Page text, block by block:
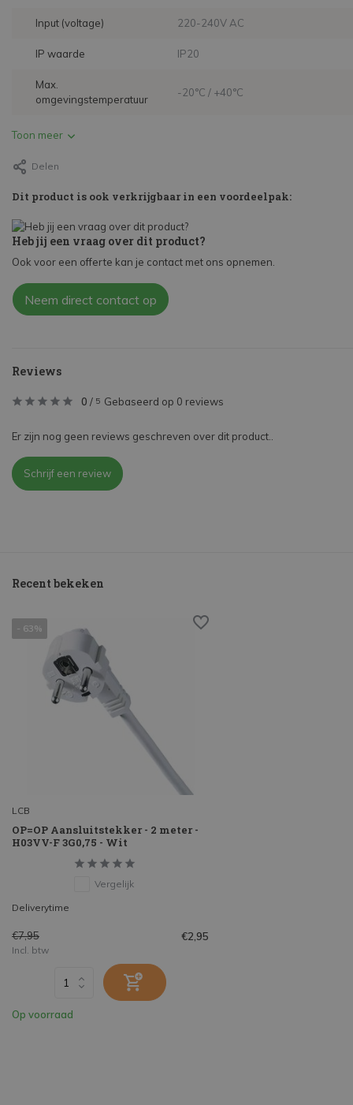
Input (voltage) 220-240V AC
IP waarde IP20
Max.
omgevingstemperatuur
-20°C / +40°C
Toon meer
Delen
Dit product is ook verkrijgbaar in een voordeelpak:
Heb jij een vraag over dit product?
Ook voor een offerte kan je contact met ons opnemen.
Neem direct contact op
Reviews
0 / 5 Gebaseerd op 0 reviews
Er zijn nog geen reviews geschreven over dit product..
Schrijf een review
Recent bekeken
- 63%
LCB
OP=OP Aansluitstekker - 2 meter -
H03VV-F 3G0,75 - Wit
Vergelijk
Deliverytime
€7,95 €2,95
Incl. btw
Op voorraad